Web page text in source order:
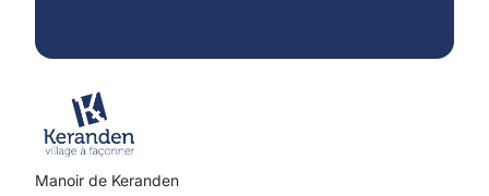
Manoir de Keranden